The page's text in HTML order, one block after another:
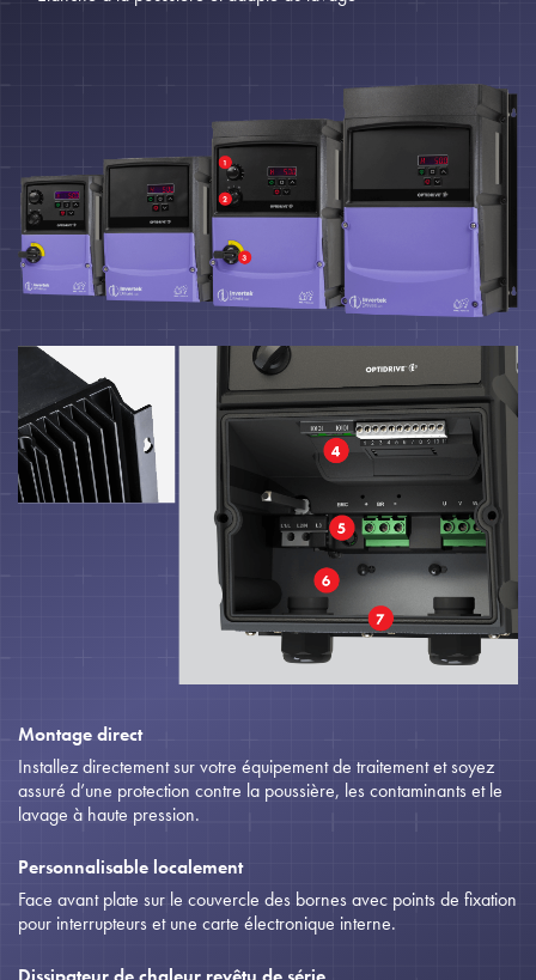
Montage direct
Installez directement sur votre équipement de traitement et soyez
assuré d’une protection contre la poussière, les contaminants et le
lavage à haute pression.
Personnalisable localement
Face avant plate sur le couvercle des bornes avec points de fixation
pour interrupteurs et une carte électronique interne.